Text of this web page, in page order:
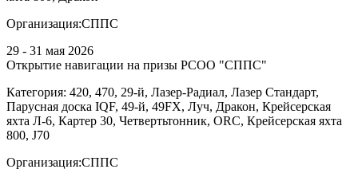
Организация:СППС
29 - 31 мая 2026
Открытие навигации на призы РСОО "СППС"
Категория: 420, 470, 29-й, Лазер-Радиал, Лазер Стандарт,
Парусная доска IQF, 49-й, 49FX, Луч, Дракон, Крейсерская
яхта Л-6, Картер 30, Четвертьтонник, ORC, Крейсерская яхта
800, J70
Организация:СППС